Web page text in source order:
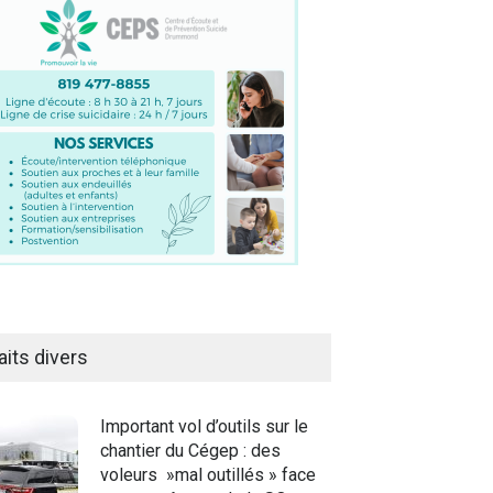
divers
Important vol d’outils sur le
chantier du Cégep : des
voleurs »mal outillés » face